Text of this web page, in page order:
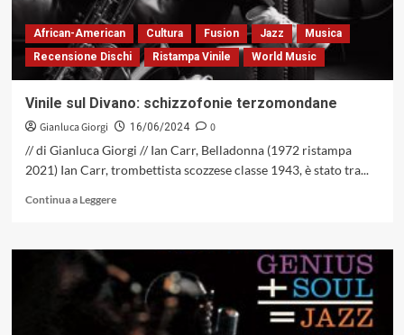
jazz
African-American Cultura Fusion Jazz
Musica
Recensione Dischi
Ristampa Vinile World Music
Vinile sul Divano: schizzofonie terzomondane
Gianluca Giorgi 16/06/2024
0
// di Gianluca Giorgi // Ian Carr, Belladonna (1972 ristampa
2021) Ian Carr, trombettista scozzese classe 1943, è stato tra...
Continua a LeggereLeggi
su
Vinile
sul
Divano:
schizzofonie